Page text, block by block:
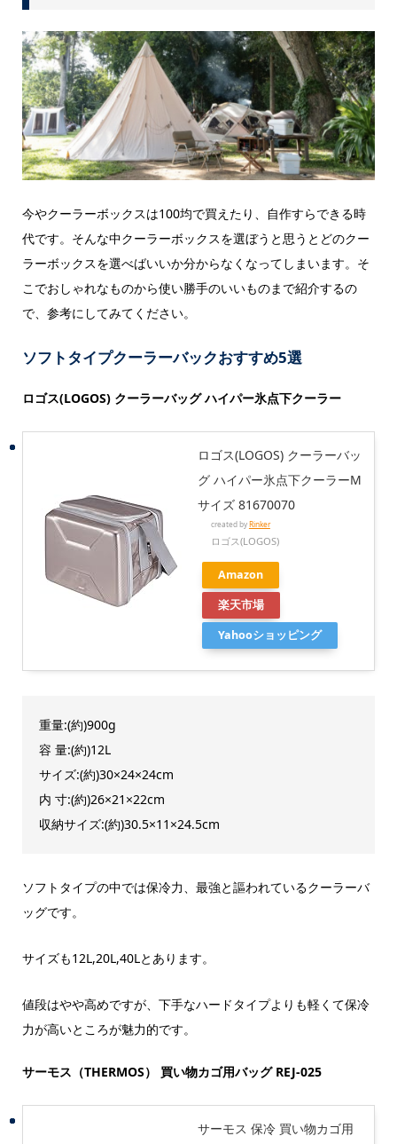
今やクーラーボックスは100均で買えたり、自作すらできる時
代です。そんな中クーラーボックスを選ぼうと思うとどのクー
ラーボックスを選べばいいか分からなくなってしまいます。そ
こでおしゃれなものから使い勝手のいいものまで紹介するの
で、参考にしてみてください。
ソフトタイプクーラーバックおすすめ5選
ロゴス(LOGOS) クーラーバッグ ハイパー氷点下クーラー
ロゴス(LOGOS) クーラーバッ
グ ハイパー氷点下クーラーM
サイズ 81670070
created byRinker
ロゴス(LOGOS)
Amazon
楽天市場
Yahooショッピング
重量:(約)900g
容 量:(約)12L
サイズ:(約)30×24×24cm
内 寸:(約)26×21×22cm
収納サイズ:(約)30.5×11×24.5cm
ソフトタイプの中では保冷力、最強と謳われているクーラーバ
ッグです。
サイズも12L,20L,40Lとあります。
値段はやや高めですが、下手なハードタイプよりも軽くて保冷
力が高いところが魅力的です。
サーモス（THERMOS） 買い物カゴ用バッグ REJ-025
サーモス 保冷 買い物カゴ用